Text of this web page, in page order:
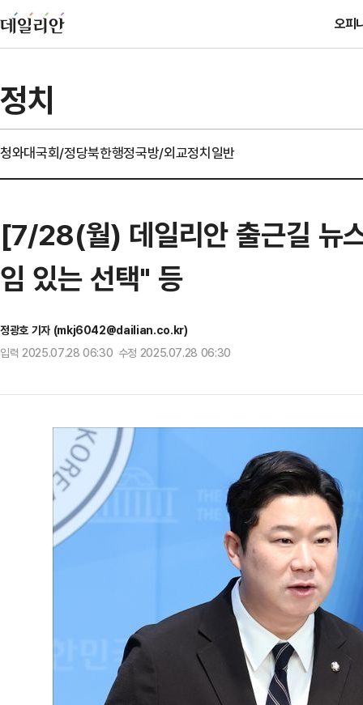
오피
정치
청와대국회/정당북한행정국방/외교정치일반
[7/28(월) 데일리안 출근길 뉴
임 있는 선택" 등
정광호 기자 (mkj6042@dailian.co.kr)
입력 2025.07.28 06:30 수정 2025.07.28 06:30